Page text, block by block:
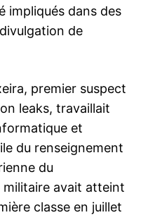
impliqués dans des
de
premier suspect
leaks, travaillait
et
du renseignement
du
militaire avait atteint
classe en juillet